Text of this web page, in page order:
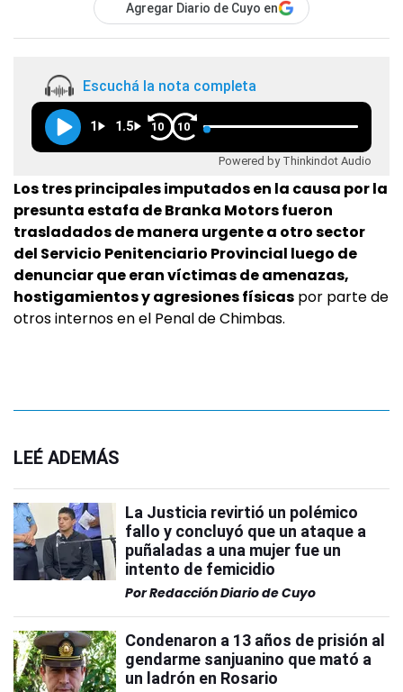
Agregar Diario de Cuyo en
Escuchá la nota completa
1 1.5 10 10
Powered by Thinkindot Audio
Los tres principales imputados en la causa por la
presunta estafa de Branka Motors fueron
trasladados de manera urgente a otro sector
del Servicio Penitenciario Provincial luego de
denunciar que eran víctimas de amenazas,
hostigamientos y agresiones físicas por parte de
otros internos en el Penal de Chimbas.
LEÉ ADEMÁS
La Justicia revirtió un polémico
fallo y concluyó que un ataque a
puñaladas a una mujer fue un
intento de femicidio
PorRedacción Diario de Cuyo
Condenaron a 13 años de prisión al
gendarme sanjuanino que mató a
un ladrón en Rosario